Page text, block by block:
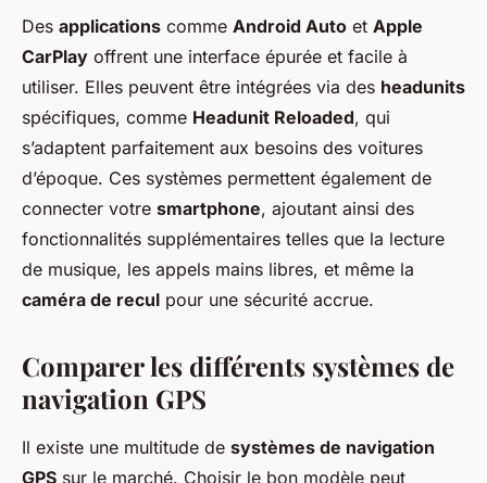
Des applications comme Android Auto et Apple
CarPlay offrent une interface épurée et facile à
utiliser. Elles peuvent être intégrées via des headunits
spécifiques, comme Headunit Reloaded, qui
s’adaptent parfaitement aux besoins des voitures
d’époque. Ces systèmes permettent également de
connecter votre smartphone, ajoutant ainsi des
fonctionnalités supplémentaires telles que la lecture
de musique, les appels mains libres, et même la
caméra de recul pour une sécurité accrue.
Comparer les différents systèmes de
navigation GPS
Il existe une multitude de systèmes de navigation
GPS sur le marché. Choisir le bon modèle peut